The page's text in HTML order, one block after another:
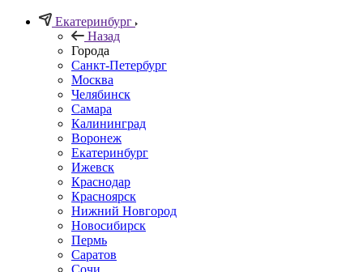
Екатеринбург
Назад
Города
Санкт-Петербург
Москва
Челябинск
Самара
Калининград
Воронеж
Екатеринбург
Ижевск
Краснодар
Красноярск
Нижний Новгород
Новосибирск
Пермь
Саратов
Сочи